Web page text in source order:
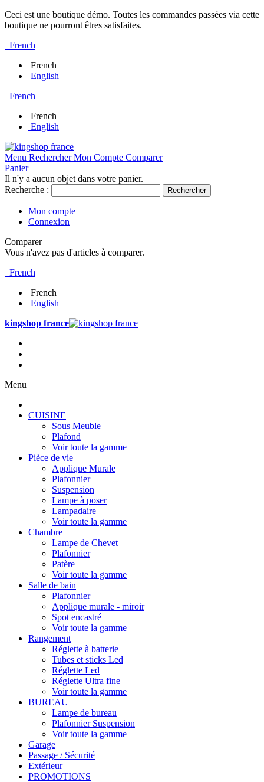
Ceci est une boutique démo. Toutes les commandes passées via cette
boutique ne pourront êtres satisfaites.
French
French
English
French
French
English
Menu Rechercher Mon Compte Comparer
Panier
Il n'y a aucun objet dans votre panier.
Recherche :
Rechercher
Mon compte
Connexion
Comparer
Vous n'avez pas d'articles à comparer.
French
French
English
kingshop france
Menu
CUISINE
Sous Meuble
Plafond
Voir toute la gamme
Pièce de vie
Applique Murale
Plafonnier
Suspension
Lampe à poser
Lampadaire
Voir toute la gamme
Chambre
Lampe de Chevet
Plafonnier
Patère
Voir toute la gamme
Salle de bain
Plafonnier
Applique murale - miroir
Spot encastré
Voir toute la gamme
Rangement
Réglette à batterie
Tubes et sticks Led
Réglette Led
Réglette Ultra fine
Voir toute la gamme
BUREAU
Lampe de bureau
Plafonnier Suspension
Voir toute la gamme
Garage
Passage / Sécurité
Extérieur
PROMOTIONS